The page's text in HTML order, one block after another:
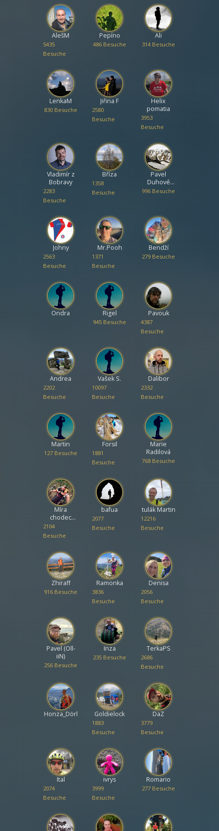
AlešM
5435
Besuche
Pepíno
486 Besuche
Ali
314 Besuche
LenkaM
830 Besuche
Jiřina F
2580
Besuche
Helix
pomatia
3953
Besuche
Vladimír z
Bobravy
2283
Besuche
Bříza
1358
Besuche
Pavel
Duhové
hory
996 Besuche
Johny
2563
Besuche
Mr.Pooh
1371
Besuche
Bendží
279 Besuche
Ondra Rigel
945 Besuche
Pavouk
4387
Besuche
Andrea
2202
Besuche
Vašek S.
10097
Besuche
Dalibor
2332
Besuche
Martin
127 Besuche
Forsil
1881
Besuche
Marie
Radilová
768 Besuche
Míra
chodec
Liberec
2104
Besuche
bafua
2077
Besuche
tulák Martin
12216
Besuche
Zhiraff
916 Besuche
Ramonka
3836
Besuche
Denisa
2056
Besuche
Pavel (Oll-
iiN)
256 Besuche
Inza
235 Besuche
TerkaPS
2686
Besuche
Honza_Dörl Goldielock
1883
Besuche
DaZ
3779
Besuche
Ital
2074
Besuche
ivrys
3999
Besuche
Romario
277 Besuche